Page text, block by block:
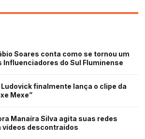
Soares conta como se tornou um
Influenciadores do Sul Fluminense
Ludovick finalmente lança o clipe da
Mexe”
Manaíra Silva agita suas redes
vídeos descontraídos